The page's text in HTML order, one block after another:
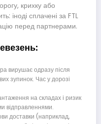
крихку або
іноді сплачені за FTL
перед партнерами.
вирушає одразу після
зупинок. Час у дорозі
на складах і ризик
відправленнями.
доставки (наприклад,